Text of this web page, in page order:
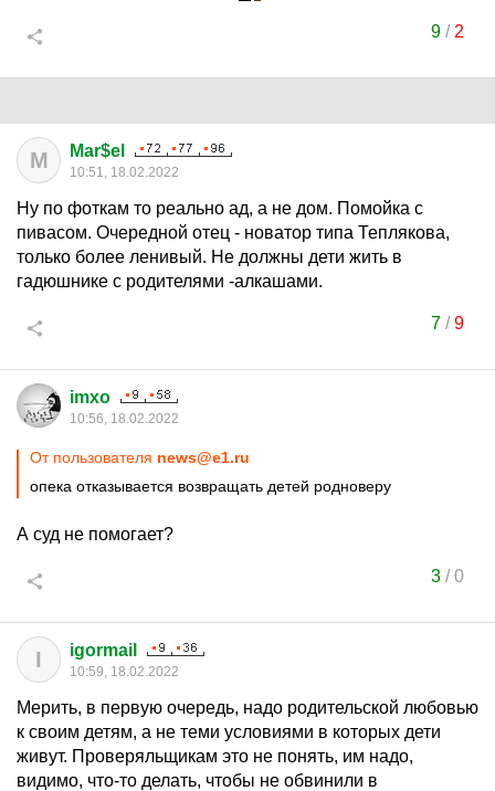
9/ 2
M Mar$el
10:51, 18.02.2022
Ну по фоткам то реально ад, а не дом. Помойка с
пивасом. Очередной отец - новатор типа Теплякова,
только более ленивый. Не должны дети жить в
гадюшнике с родителями -алкашами.
7/9
imxo
10:56, 18.02.2022
От пользователя news@e1.ru
опека отказывается возвращать детей родноверу
А суд не помогает?
3/0
I igormail
10:59, 18.02.2022
Мерить, в первую очередь, надо родительской любовью
к своим детям, а не теми условиями в которых дети
живут. Проверяльщикам это не понять, им надо,
видимо, что-то делать, чтобы не обвинили в